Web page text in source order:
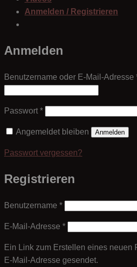
Anmelden / Registrieren
Anmelden
Benutzername oder E-Mail-Adresse
Passwort *Erforderlich
Angemeldet bleiben Anmelden
Passwort vergessen?
Registrieren
Benutzername *Erforderlich
E-Mail-Adresse *Erforderlich
Ein Link zum Erstellen eines neuen
E-Mail-Adresse gesendet.